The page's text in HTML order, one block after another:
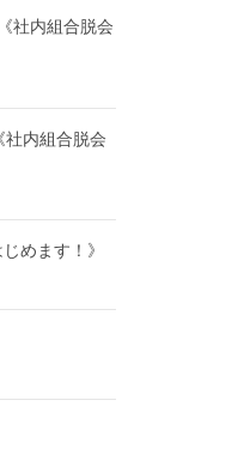
内組合脱会
内組合脱会
めます！》